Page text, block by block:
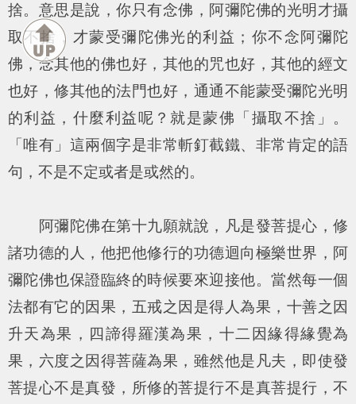
捨。意思是說，你只有念佛，阿彌陀佛的光明才攝
取不捨，才蒙受彌陀佛光的利益；你不念阿彌陀
佛，念其他的佛也好，其他的咒也好，其他的經文
也好，修其他的法門也好，通通不能蒙受彌陀光明
的利益，什麼利益呢？就是蒙佛「攝取不捨」。
「唯有」這兩個字是非常斬釘截鐵、非常肯定的語
句，不是不定或者是或然的。
阿彌陀佛在第十九願就說，凡是發菩提心，修
諸功德的人，他把他修行的功德迴向極樂世界，阿
彌陀佛也保證臨終的時候要來迎接他。當然每一個
法都有它的因果，五戒之因是得人為果，十善之因
升天為果，四諦得羅漢為果，十二因緣得緣覺為
果，六度之因得菩薩為果，雖然他是凡夫，即使發
菩提心不是真發，所修的菩提行不是真菩提行，不